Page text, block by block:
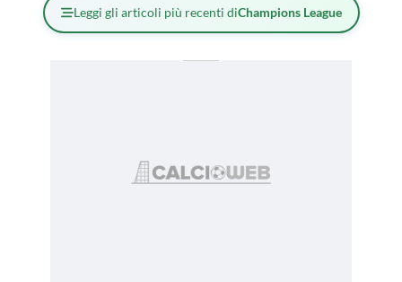
Leggi gli articoli più recenti diChampions League